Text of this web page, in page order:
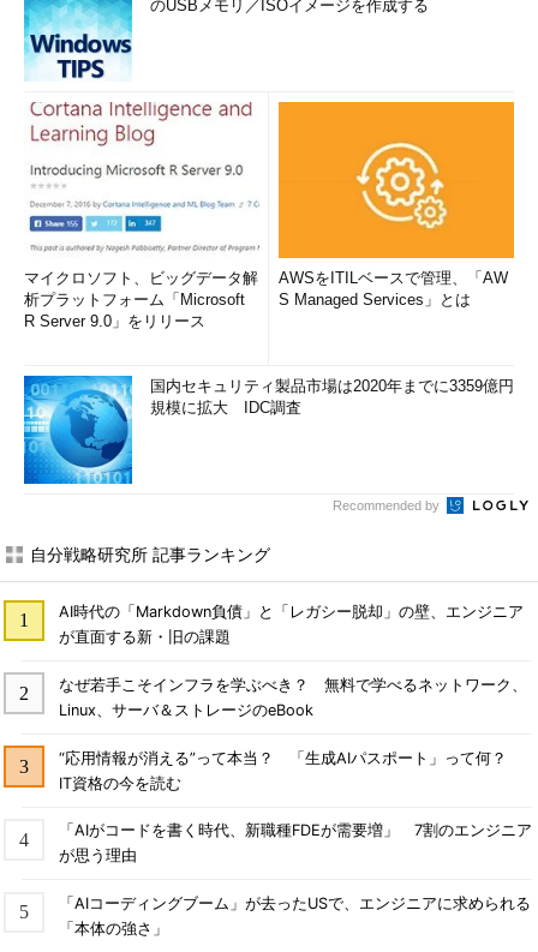
のUSBメモリ／ISOイメージを作成する
マイクロソフト、ビッグデータ解
析プラットフォーム「Microsoft
R Server 9.0」をリリース
AWSをITILベースで管理、「AW
S Managed Services」とは
国内セキュリティ製品市場は2020年までに3359億円
規模に拡大 IDC調査
Recommended by
自分戦略研究所 記事ランキング
AI時代の「Markdown負債」と「レガシー脱却」の壁、エンジニア
が直面する新・旧の課題
なぜ若手こそインフラを学ぶべき？ 無料で学べるネットワーク、
Linux、サーバ＆ストレージのeBook
“応用情報が消える”って本当？ 「生成AIパスポート」って何？
IT資格の今を読む
「AIがコードを書く時代、新職種FDEが需要増」 7割のエンジニア
が思う理由
「AIコーディングブーム」が去ったUSで、エンジニアに求められる
「本体の強さ」